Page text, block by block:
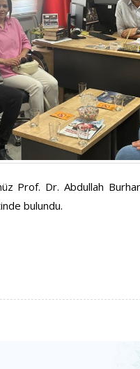
Prof. Dr. Abdullah
bulundu.